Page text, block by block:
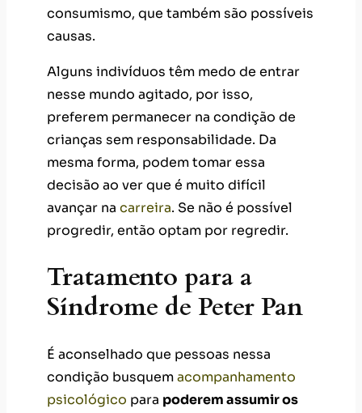
consumismo, que também são possíveis
causas.
Alguns indivíduos têm medo de entrar
nesse mundo agitado, por isso,
preferem permanecer na condição de
crianças sem responsabilidade. Da
mesma forma, podem tomar essa
decisão ao ver que é muito difícil
avançar na carreira. Se não é possível
progredir, então optam por regredir.
Tratamento para a
Síndrome de Peter Pan
É aconselhado que pessoas nessa
condição busquemacompanhamento
psicológico para poderem assumir os